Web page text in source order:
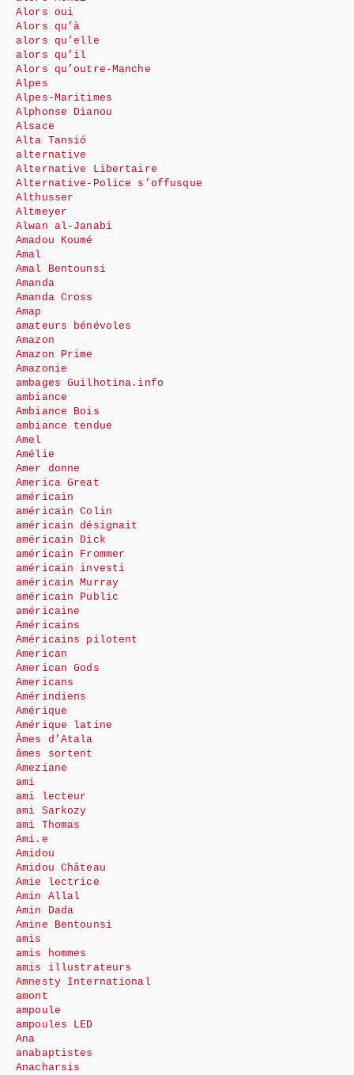
Alors oui
Alors qu’à
alors qu’elle
alors qu’il
Alors qu’outre-Manche
Alpes
Alpes-Maritimes
Alphonse Dianou
Alsace
Alta Tansió
alternative
Alternative Libertaire
Alternative-Police s’offusque
Althusser
Altmeyer
Alwan al-Janabi
Amadou Koumé
Amal
Amal Bentounsi
Amanda
Amanda Cross
Amap
amateurs bénévoles
Amazon
Amazon Prime
Amazonie
ambages Guilhotina.info
ambiance
Ambiance Bois
ambiance tendue
Amel
Amélie
Amer donne
America Great
américain
américain Colin
américain désignait
américain Dick
américain Frommer
américain investi
américain Murray
américain Public
américaine
Américains
Américains pilotent
American
American Gods
Americans
Amérindiens
Amérique
Amérique latine
Âmes d’Atala
âmes sortent
Ameziane
ami
ami lecteur
ami Sarkozy
ami Thomas
Ami.e
Amidou
Amidou Château
Amie lectrice
Amin Allal
Amin Dada
Amine Bentounsi
amis
amis hommes
amis illustrateurs
Amnesty International
amont
ampoule
ampoules LED
Ana
anabaptistes
Anacharsis